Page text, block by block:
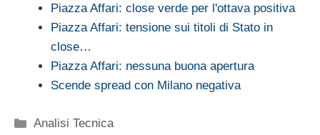
Piazza Affari: close verde per l'ottava positiva
Piazza Affari: tensione sui titoli di Stato in
close…
Piazza Affari: nessuna buona apertura
Scende spread con Milano negativa
Categorie
Analisi Tecnica